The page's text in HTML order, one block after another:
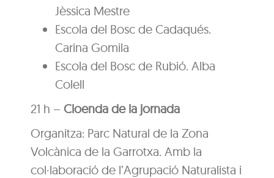
Jèssica Mestre
Escola del Bosc de Cadaqués.
Carina Gomila
Escola del Bosc de Rubió. Alba
Colell
21 h – Cloenda de la jornada
Organitza: Parc Natural de la Zona
Volcànica de la Garrotxa. Amb la
col·laboració de l’Agrupació Naturalista i